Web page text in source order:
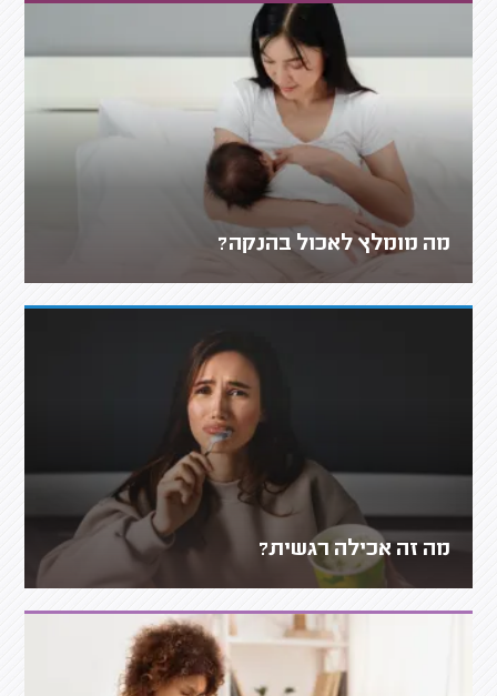
מה מומלץ לאכול בהנקה?
מה זה אכילה רגשית?